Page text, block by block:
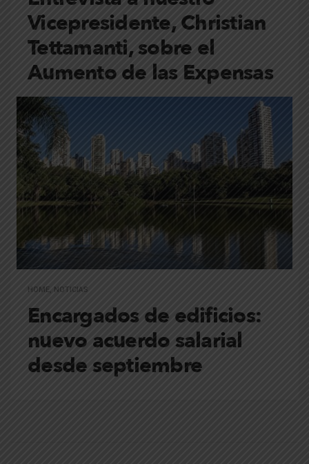
Vicepresidente, Christian
Tettamanti, sobre el
Aumento de las Expensas
HOME, NOTICIAS
Encargados de edificios:
nuevo acuerdo salarial
desde septiembre